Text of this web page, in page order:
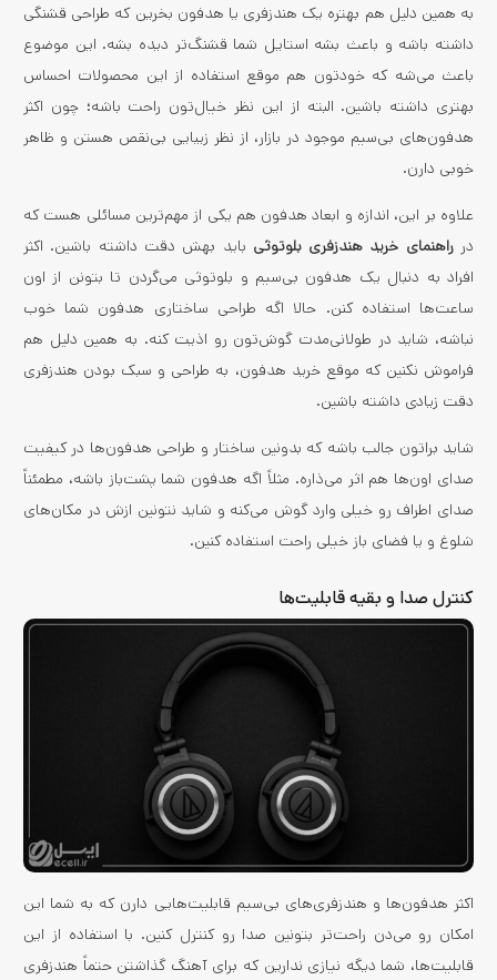
به همین دلیل هم بهتره یک هندزفری یا هدفون بخرین که طراحی قشنگی
داشته باشه و باعث بشه استایل شما قشنگ‌تر دیده بشه. این موضوع
باعث می‌شه که خودتون هم موقع استفاده از این محصولات احساس
بهتری داشته باشین. البته از این نظر خیال‌تون راحت باشه؛ چون اکثر
هدفون‌های بی‌سیم موجود در بازار، از نظر زیبایی بی‌نقص هستن و ظاهر
خوبی دارن.
علاوه بر این، اندازه و ابعاد هدفون هم یکی از مهم‌ترین مسائلی هست که
درراهنمای خرید هندزفری بلوتوثی باید بهش دقت داشته باشین. اکثر
افراد به دنبال یک هدفون بی‌سیم و بلوتوثی می‌گردن تا بتونن از اون
ساعت‌ها استفاده کنن. حالا اگه طراحی ساختاری هدفون شما خوب
نباشه، شاید در طولانی‌مدت گوش‌تون رو اذیت کنه. به همین دلیل هم
فراموش نکنین که موقع خرید هدفون، به طراحی و سبک بودن هندزفری
دقت زیادی داشته باشین.
شاید براتون جالب باشه که بدونین ساختار و طراحی هدفون‌ها در کیفیت
صدای اون‌ها هم اثر می‌ذاره. مثلاً اگه هدفون شما پشت‌باز باشه، مطمئناً
صدای اطراف رو خیلی وارد گوش می‌کنه و شاید نتونین ازش در مکان‌های
شلوغ و یا فضای باز خیلی راحت استفاده کنین.
کنترل صدا و بقیه قابلیت‌ها
اکثر هدفون‌ها و هندزفری‌های بی‌سیم قابلیت‌هایی دارن که به شما این
امکان رو می‌دن راحت‌تر بتونین صدا رو کنترل کنین. با استفاده از این
قابلیت‌ها، شما دیگه نیازی ندارین که برای آهنگ گذاشتن حتماً هندزفری